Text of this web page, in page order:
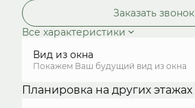
Заказать звонок
Все характеристики
Вид из окна
Покажем Ваш будущий вид из окна
Планировка на других этажах